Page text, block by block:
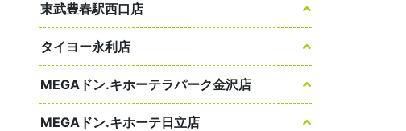
東武豊春駅西口店
タイヨー永利店
MEGAドン.キホーテラパーク金沢店
MEGAドン.キホーテ日立店